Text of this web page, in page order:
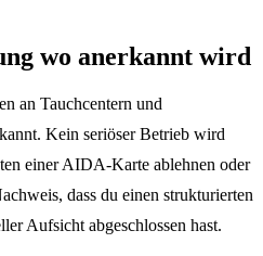
wo anerkannt wird
an Tauchcentern und
Kein seriöser Betrieb wird
einer AIDA-Karte ablehnen oder
dass du einen strukturierten
Aufsicht abgeschlossen hast.